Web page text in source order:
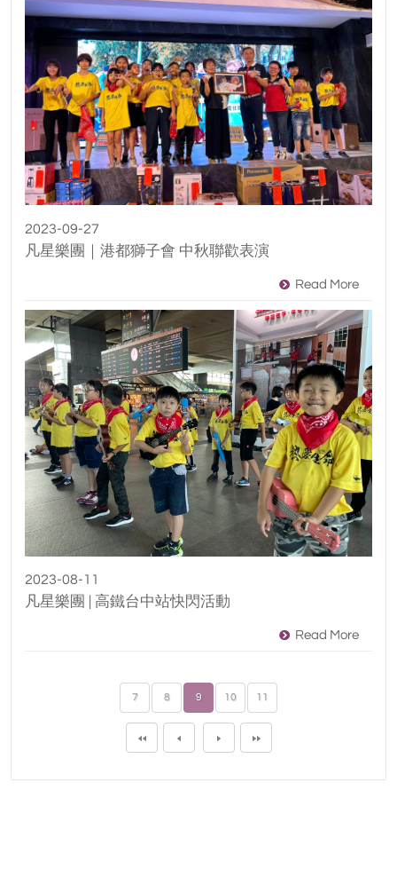
2023-09-27
凡星樂團｜港都獅子會 中秋聯歡表演
Read More
2023-08-11
凡星樂團 | 高鐵台中站快閃活動
Read More
7 8 9 10 11